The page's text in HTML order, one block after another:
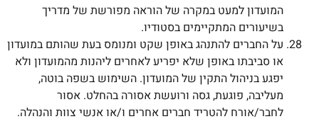
המועדון למעט במקרה של הוראה מפורשת של מדריך
בשיעורים המתקיימים בסטודיו.
על החברים להתנהג באופן שקט ומנומס בעת שהותם במועדון
או סביבתו באופן שלא יפריע לאחרים ליהנות מהמועדון ולא
יפגע בניהול התקין של המועדון. השימוש בשפה בוטה,
מעליבה, פוגעת, גסה ורועשת אסורה בהחלט. אסור
לחבר/אורח להטריד חברים אחרים ו/או אנשי צוות והנהלה.